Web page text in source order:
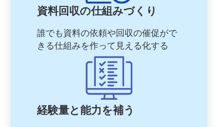
資料回収の仕組みづくり
誰でも資料の依頼や回収の催促がで
きる仕組みを作って見える化する
経験量と能力を補う